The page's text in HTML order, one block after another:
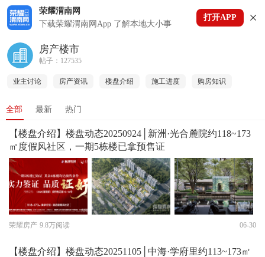
荣耀渭南网
下载荣耀渭南网App 了解本地大小事
打开APP
下拉刷新
房产楼市
帖子：127535
业主讨论 房产资讯 楼盘介绍 施工进度 购房知识
全部 最新 热门
【楼盘介绍】楼盘动态20250924│新洲·光合麓院约118~173
㎡度假风社区，一期5栋楼已拿预售证
荣耀房产 9.8万阅读 06-30
【楼盘介绍】楼盘动态20251105│中海·学府里约113~173㎡